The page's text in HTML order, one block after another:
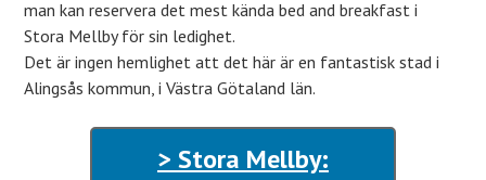
man kan reservera det mest kända bed and breakfast i
Stora Mellby för sin ledighet.
Det är ingen hemlighet att det här är en fantastisk stad i
Alingsås kommun, i Västra Götaland län.
> Stora Mellby: